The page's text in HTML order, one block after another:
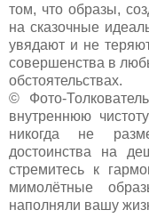
том, что образы,
на сказочные
увядают и не
совершенства в
обстоятельствах.
© Фото-
внутреннюю
никогда не
достоинства на
стремитесь к
мимолётные
наполняли вашу